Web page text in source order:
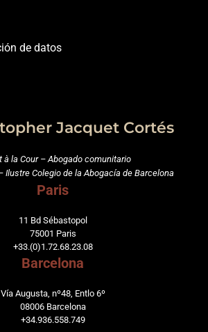
de datos
Jacquet Cortés
à la Cour – Abogado comunitario
Ilustre Colegio de la Abogacía de Barcelona
Paris
11 Bd Sébastopol
75001 Paris
+33.(0)1.72.68.23.08
Barcelona
Vía Augusta, nº48, Entlo 6º
08006 Barcelona
+34.936.558.749